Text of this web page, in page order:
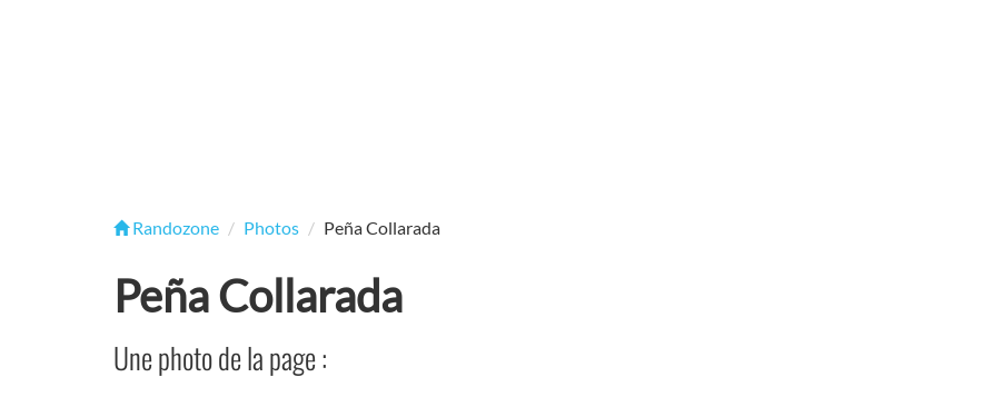
Randozone Photos Peña Collarada
Peña Collarada
Une photo de la page :